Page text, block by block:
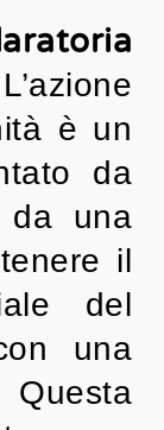
è un
da
da una
il
del
una